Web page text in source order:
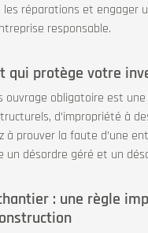
réparations et engager
responsable.
qui protège votre
ouvrage obligatoire est
d’impropriété à
à prouver la faute d’une
désordre géré et un
: une règle